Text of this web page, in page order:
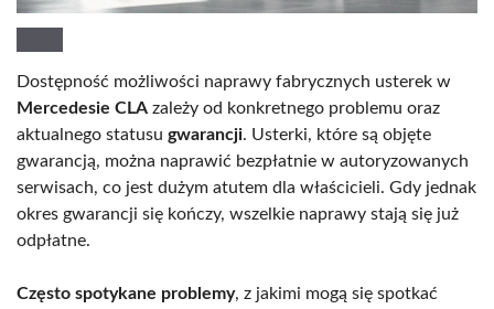
Dostępność możliwości naprawy fabrycznych usterek w
Mercedesie CLA zależy od konkretnego problemu oraz
aktualnego statusu gwarancji. Usterki, które są objęte
gwarancją, można naprawić bezpłatnie w autoryzowanych
serwisach, co jest dużym atutem dla właścicieli. Gdy jednak
okres gwarancji się kończy, wszelkie naprawy stają się już
odpłatne.
Często spotykane problemy, z jakimi mogą się spotkać